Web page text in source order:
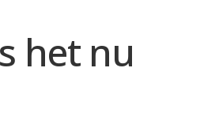
het nu